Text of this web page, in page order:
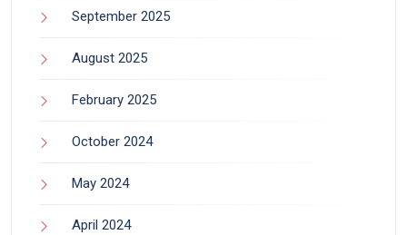
September 2025
August 2025
February 2025
October 2024
May 2024
April 2024